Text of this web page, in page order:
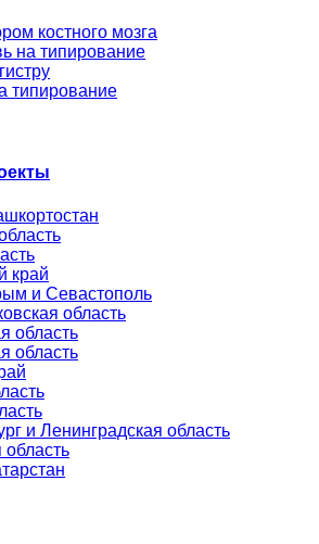
костного мозга
на типирование
типирование
край
и Севастополь
область
область
область
и Ленинградская область